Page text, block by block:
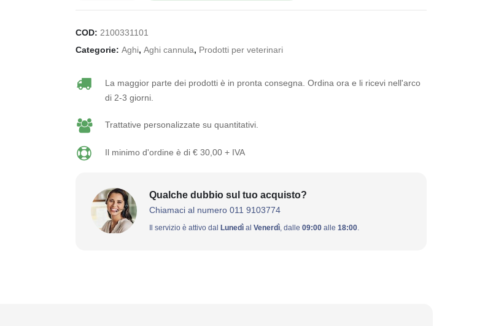
COD: 2100331101
Categorie: Aghi, Aghi cannula, Prodotti per veterinari
La maggior parte dei prodotti è in pronta consegna. Ordina ora e li ricevi nell'arco
di 2-3 giorni.
Trattative personalizzate su quantitativi.
Il minimo d'ordine è di € 30,00 + IVA
Qualche dubbio sul tuo acquisto?
Chiamaci al numero 011 9103774
Il servizio è attivo dal Lunedìal Venerdì, dalle 09:00alle 18:00.